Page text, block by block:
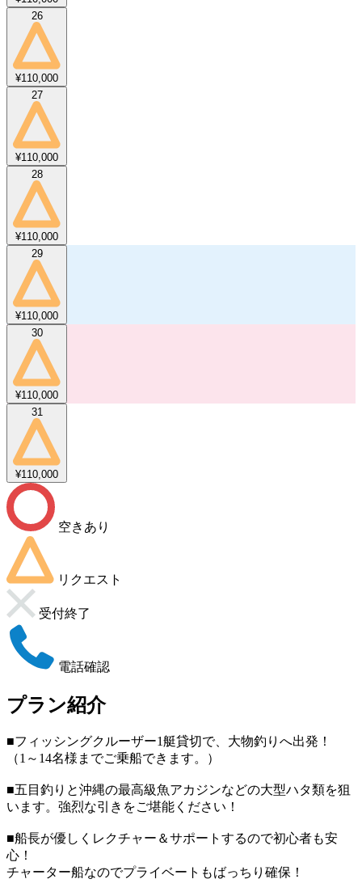
26
¥110,000
27
¥110,000
28
¥110,000
29
¥110,000
30
¥110,000
31
¥110,000
空きあり
リクエスト
受付終了
電話確認
プラン紹介
■フィッシングクルーザー1艇貸切で、大物釣りへ出発！
（1～14名様までご乗船できます。）
■五目釣りと沖縄の最高級魚アカジンなどの大型ハタ類を狙
います。強烈な引きをご堪能ください！
■船長が優しくレクチャー＆サポートするので初心者も安
心！
チャーター船なのでプライベートもばっちり確保！